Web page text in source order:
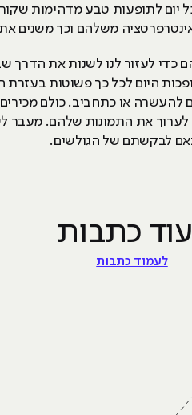
יום לתופעות טבע מדהימות
משלהם וכך
לעזור לנו לשנות את הדרך
היום לכל כך פשוטות בעזרת
להעשרה או כתחביב. כולם
את התמונות שלהם. מעבר
לבקשתם של הגולשים.
כתבות
לעמוד כתבות